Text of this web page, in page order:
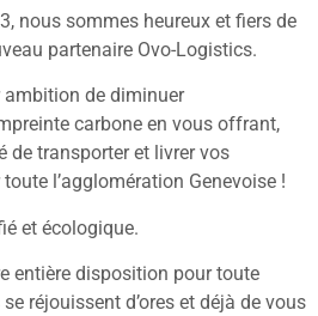
nous sommes heureux et fiers de
partenaire Ovo-Logistics.
ambition de diminuer
carbone en vous offrant,
de transporter et livrer vos
l’agglomération Genevoise !
et écologique.
entière disposition pour toute
réjouissent d’ores et déjà de vous